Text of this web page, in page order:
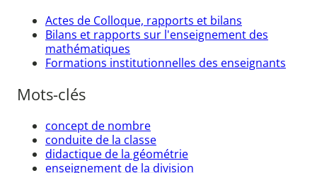
Actes de Colloque, rapports et bilans
Bilans et rapports sur l'enseignement des
mathématiques
Formations institutionnelles des enseignants
Mots-clés
concept de nombre
conduite de la classe
didactique de la géométrie
enseignement de la division